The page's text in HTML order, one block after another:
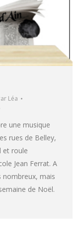
Léa
une musique
rues de Belley,
et roule
Jean Ferrat. A
nombreux, mais
de Noël.